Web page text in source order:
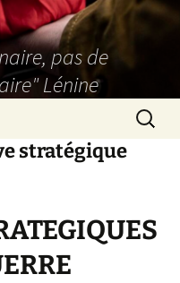
pas de
Lénine
stratégique